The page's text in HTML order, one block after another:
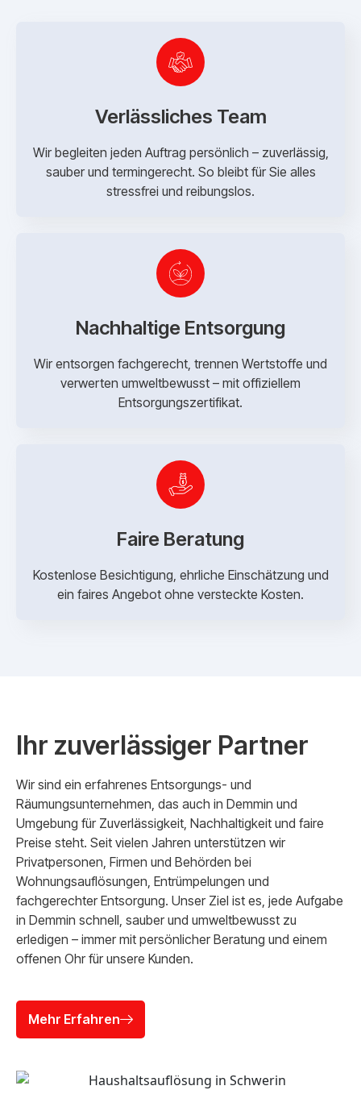
Verlässliches Team
Wir begleiten jeden Auftrag persönlich – zuverlässig,
sauber und termingerecht. So bleibt für Sie alles
stressfrei und reibungslos.
Nachhaltige Entsorgung
Wir entsorgen fachgerecht, trennen Wertstoffe und
verwerten umweltbewusst – mit offiziellem
Entsorgungszertifikat.
Faire Beratung
Kostenlose Besichtigung, ehrliche Einschätzung und
ein faires Angebot ohne versteckte Kosten.
Ihr zuverlässiger Partner
Wir sind ein erfahrenes Entsorgungs- und
Räumungsunternehmen, das auch in Demmin und
Umgebung für Zuverlässigkeit, Nachhaltigkeit und faire
Preise steht. Seit vielen Jahren unterstützen wir
Privatpersonen, Firmen und Behörden bei
Wohnungsauflösungen, Entrümpelungen und
fachgerechter Entsorgung. Unser Ziel ist es, jede Aufgabe
in Demmin schnell, sauber und umweltbewusst zu
erledigen – immer mit persönlicher Beratung und einem
offenen Ohr für unsere Kunden.
Mehr Erfahren